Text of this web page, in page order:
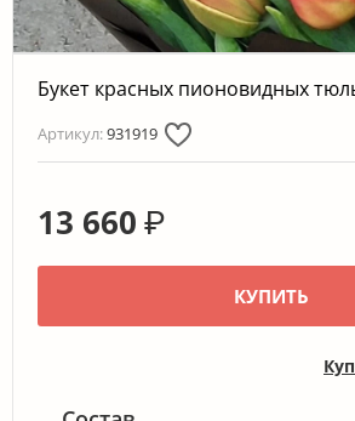
Букет красных пионовидных
Артикул:931919
13 660 ₽
КУПИТЬ